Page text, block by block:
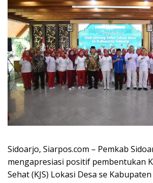
Sidoarjo, Siarpos.com – Pemkab
mengapresiasi positif pembentukan
Sehat (KJS) Lokasi Desa se